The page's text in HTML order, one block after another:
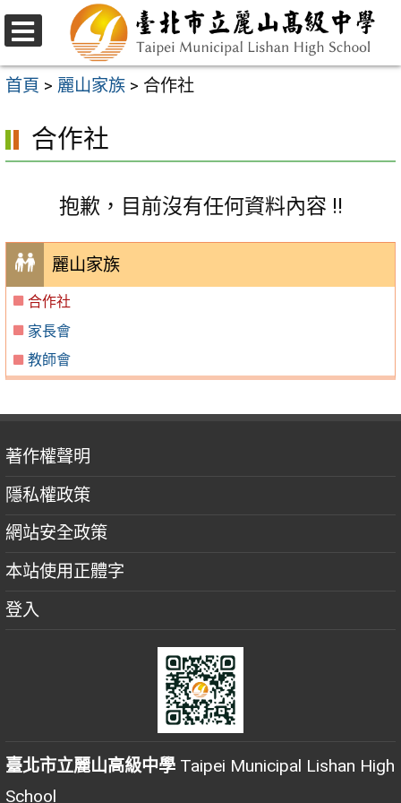
跳
至
主
內
容
選
單
首頁 > 麗山家族 > 合作社
麗山家族
合作社
家長會
教師會
合作社
抱歉，目前沒有任何資料內容 !!
著作權聲明
隱私權政策
網站安全政策
本站使用正體字
登入
臺北市立麗山高級中學 Taipei Municipal Lishan High
School